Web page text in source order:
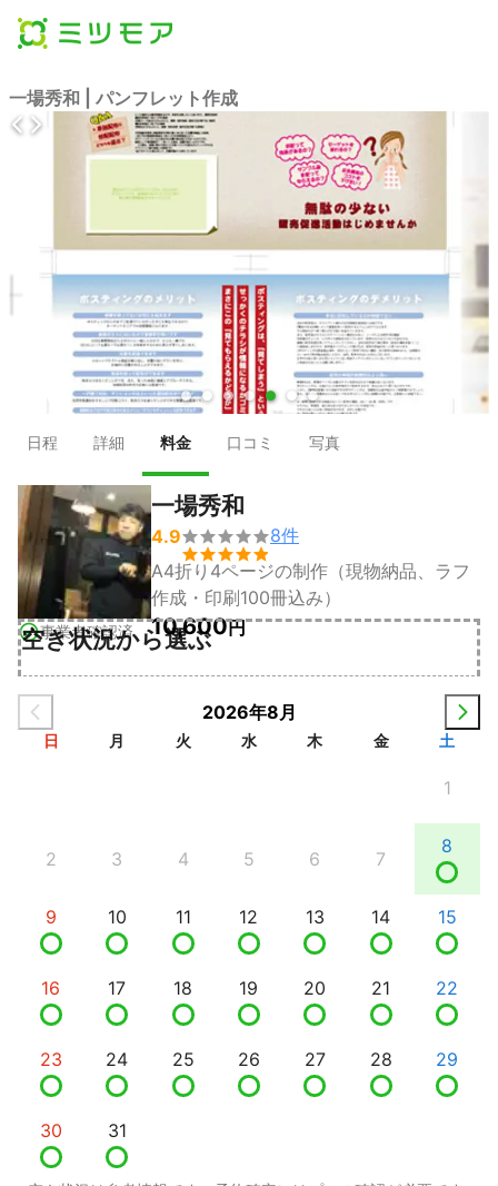
一場秀和 | パンフレット作成
● ● ● ● ● ● ●
日程 詳細 料金 口コミ 写真
事業者確認済
一場秀和
4.9

8件
A4折り4ページの制作（現物納品、ラフ
作成・印刷100冊込み）
10,600円
空き状況から選ぶ
2026年8月
日 月 火 水 木 金 土
1
2 3 4 5 6 7
8
9 10 11 12 13 14 15
16 17 18 19 20 21 22
23 24 25 26 27 28 29
30 31